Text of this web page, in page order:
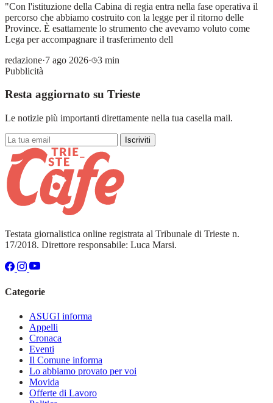
"Con l'istituzione della Cabina di regia entra nella fase operativa il
percorso che abbiamo costruito con la legge per il ritorno delle
Province. È esattamente lo strumento che avevamo voluto come
Lega per accompagnare il trasferimento dell
redazione·7 ago 2026·
3 min
Pubblicità
Resta aggiornato su Trieste
Le notizie più importanti direttamente nella tua casella mail.
Iscriviti
Testata giornalistica online registrata al Tribunale di Trieste n.
17/2018. Direttore responsabile: Luca Marsi.
Categorie
ASUGI informa
Appelli
Cronaca
Eventi
Il Comune informa
Lo abbiamo provato per voi
Movida
Offerte di Lavoro